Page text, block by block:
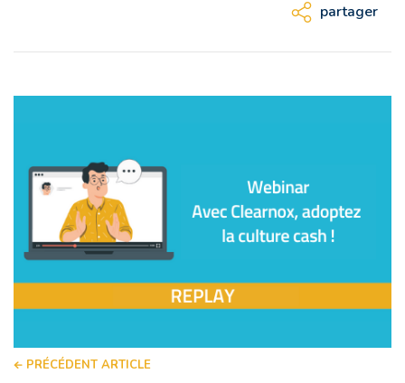
partager
PRÉCÉDENT ARTICLE